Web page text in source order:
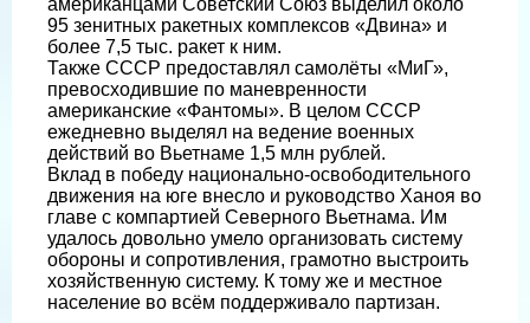
американцами Советский Союз выделил около
95 зенитных ракетных комплексов «Двина» и
более 7,5 тыс. ракет к ним.
Также СССР предоставлял самолёты «МиГ»,
превосходившие по маневренности
американские «Фантомы». В целом СССР
ежедневно выделял на ведение военных
действий во Вьетнаме 1,5 млн рублей.
Вклад в победу национально-освободительного
движения на юге внесло и руководство Ханоя во
главе с компартией Северного Вьетнама. Им
удалось довольно умело организовать систему
обороны и сопротивления, грамотно выстроить
хозяйственную систему. К тому же и местное
население во всём поддерживало партизан.